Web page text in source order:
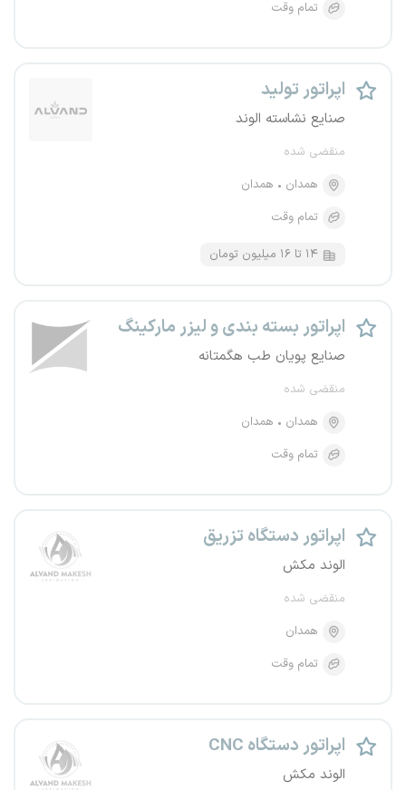
تمام وقت
اپراتور تولید
صنایع نشاسته الوند
منقضی شده
همدان
همدان
تمام وقت
۱۴ تا ۱۶ میلیون تومان
اپراتور بسته بندی و لیزر مارکینگ
صنایع پویان طب هگمتانه
منقضی شده
همدان
همدان
تمام وقت
اپراتور دستگاه تزریق
الوند مکش
منقضی شده
همدان
تمام وقت
اپراتور دستگاه CNC
الوند مکش